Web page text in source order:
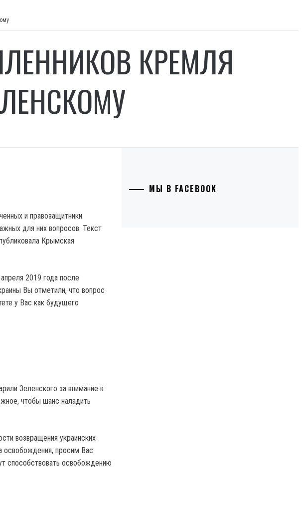
КРЕМЛЯ
и правозащитники
для них вопросов. Текст
Крымская
2019 года после
Вы отметили, что вопрос
у Вас как будущего
Зеленского за внимание к
чтобы шанс наладить
возвращения украинских
просим Вас
способствовать освобождению
МЫ В FACEBOOK